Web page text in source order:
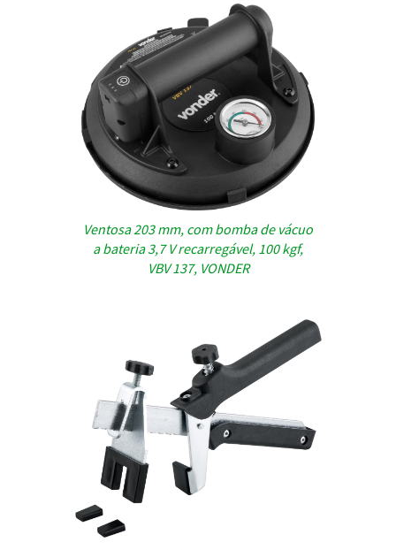
Ventosa 203 mm, com bomba de vácuo
a bateria 3,7 V recarregável, 100 kgf,
VBV 137, VONDER